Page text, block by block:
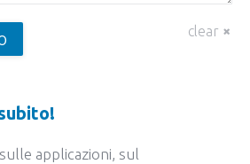
clear
applicazioni, sul